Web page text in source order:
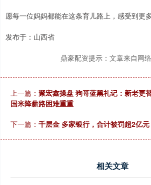
愿每一位妈妈都能在这条育儿路上，感受到更
发布于：山西省
鼎豪配资提示：文章来自网
上一篇： 聚宏鑫操盘 狗哥蓝黑礼记：新老更
国米降薪路困难重重
下一篇： 千层金 多家银行，合计被罚超2亿
相关文章